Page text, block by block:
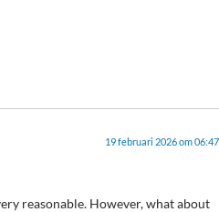
19 februari 2026 om 06:47
reasonable. However, what about